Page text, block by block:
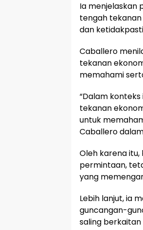
Ia menjelaskan
tengah
dan
Caballero
tekanan
memahami
“Dalam
tekanan
untuk
Caballero
Oleh karena
permintaan,
yang
Lebih lanjut, ia
guncangan-
saling